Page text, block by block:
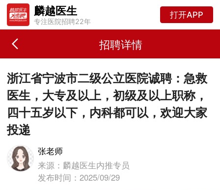
麟越医生
专注医院招聘22年
打开APP
招聘详情
浙江省宁波市二级公立医院诚聘：急救
医生，大专及以上，初级及以上职称，
四十五岁以下，内科都可以，欢迎大家
投递
张老师
来源：麟越医生内推专员
发布时间：2025/09/29